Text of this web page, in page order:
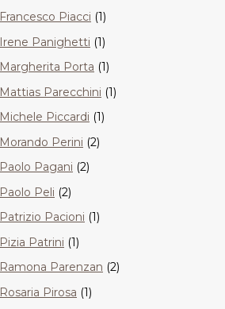
Francesco Piacci (1)
Irene Panighetti (1)
Margherita Porta (1)
Mattias Parecchini (1)
Michele Piccardi (1)
Morando Perini (2)
Paolo Pagani (2)
Paolo Peli (2)
Patrizio Pacioni (1)
Pizia Patrini (1)
Ramona Parenzan (2)
Rosaria Pirosa (1)